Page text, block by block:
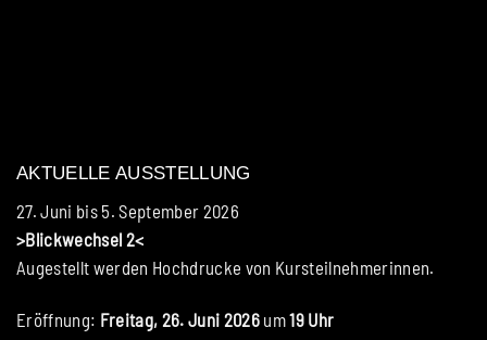
AKTUELLE AUSSTELLUNG
27. Juni bis 5. September 2026
>Blickwechsel 2<
Augestellt werden Hochdrucke von Kursteilnehmerinnen.
Eröffnung: Freitag, 26. Juni 2026 um19 Uhr